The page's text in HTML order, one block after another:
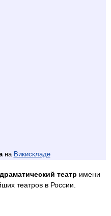
на Викискладе
театр имени
театров в России.